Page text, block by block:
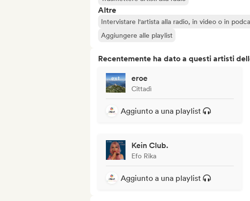
Altre
Intervistare l'artista alla radio, in video o in
Aggiungere alle playlist
Recentemente ha dato a questi artisti
eroe
Cittadì
Aggiunto a una playlist
Kein Club.
Efo Rika
Aggiunto a una playlist